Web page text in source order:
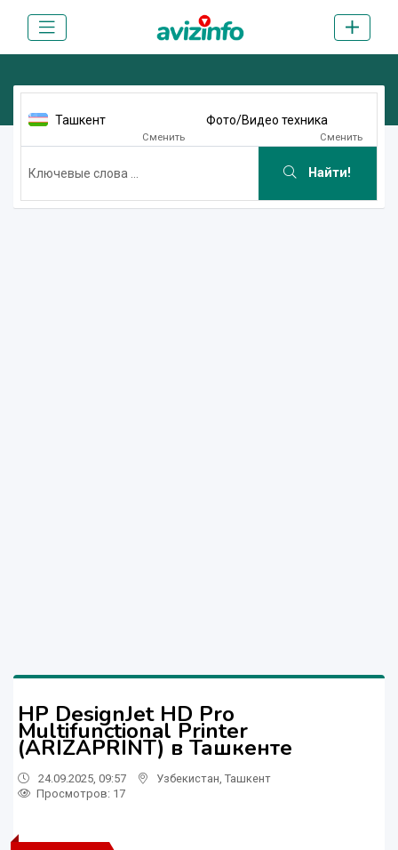
Ташкент
Сменить
Фото/Видео техника
Сменить
Найти!
HP DesignJet HD Pro
Multifunctional Printer
(ARIZAPRINT) в Ташкенте
24.09.2025, 09:57 Узбекистан Ташкент
Просмотров: 17